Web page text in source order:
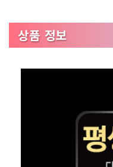
상품 정보